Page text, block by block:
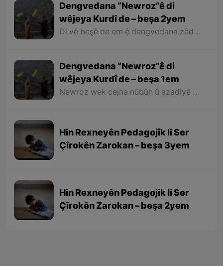
Dengvedana “Newroz”ê di
wêjeya Kurdî de – beşa 2yem
Di vê beşê de em ê dengvedana zêdetir a Newrozê di helbest û deqên Kurdî de rabixine ber çavan. Herwisa pêwîst e em îşare bi wê yekê jî bikin ku tevî wê ku em di vê gotarê de dengvedana “Newroz”ê di edebiyata Kurdî de dibînin, em ê hin nivîskar û helbestvanên xwe binêrin ku mixabin navê hin ji wan hatiye jibîrkirin.
Dengvedana “Newroz”ê di
wêjeya Kurdî de – beşa 1em
Newroz wek cejna nûbûn û azadiyê di wêjeya Kurdî de û li cem helbestvan û nivîskarên Kurd, hertim girîngiya xwe hebûye. Helbestvan û nivîskarên Kurd di helbest û nivîsên xwe de Newroz wek bedewiyek, dergeheke azadiyê û sembola rizgariya netewî bi kar anîne. Ev mijare jî vedigere bo girêdana înkarkirî ya Kurd û Kurdistanê bi Newrozê re.
Hin Rexneyên Pedagojîk li Ser
Çîrokên Zarokan – beşa 3yem
Hin Rexneyên Pedagojîk li Ser
Çîrokên Zarokan – beşa 2yem